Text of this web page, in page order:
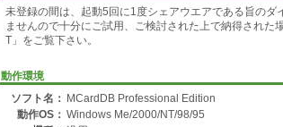
★独自開発のデータベースエンジンによる軽快な動作!!
★高性能な基本機能を持ち、セキュリティ機能、バック
★他の追随を許さない高度な検索機能(クエリー)を搭載
★Excel等、他のソフトとの連携に優れています
★インターネットのアドレスも管理できます
★自由な形式に加工した出力も出来ます(HTML、XML等)
★データ編集に任意の外部エディタの使用が可能です
未登録の間は、起動5回に1度シェアウエアである旨の
ませんので十分にご試用、ご検討された上で納得され
T」をご覧下さい。
動作環境
ソフト名： MCardDB Professional Edition
動作OS： Windows Me/2000/NT/98/95